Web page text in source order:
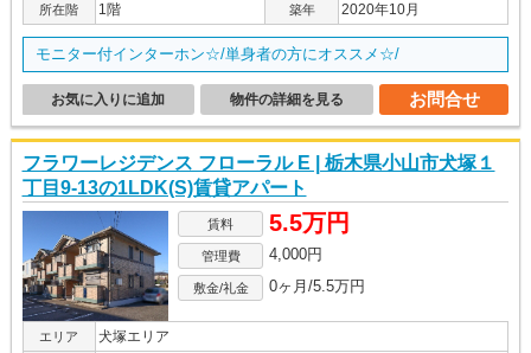
所在階 1階 築年 2020年10月
モニター付インターホン☆/単身者の方にオススメ☆/
お問合せ
物件の詳細を見る
お気に入りに追加
フラワーレジデンス フローラル E | 栃木県小山市犬塚１
丁目9-13の1LDK(S)賃貸アパート
賃料 5.5万円
管理費 4,000円
敷金/礼金 0ヶ月/5.5万円
エリア 犬塚エリア